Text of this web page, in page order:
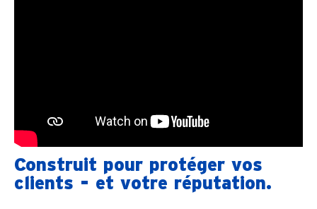
Construit pour protéger vos
clients - et votre réputation.